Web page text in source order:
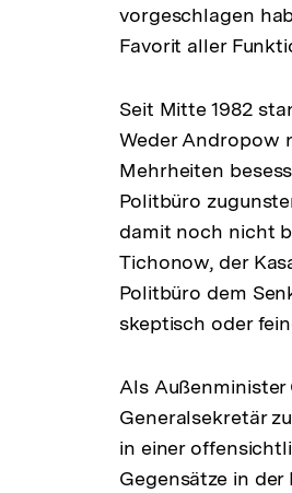
vorgeschlagen
Favorit aller
Seit Mitte 1982
Weder Andropow
Mehrheiten
Politbüro
damit noch nicht
Tichonow, der
Politbüro dem
skeptisch oder
Als Außenminister
Generalsekretär
in einer
Gegensätze in der